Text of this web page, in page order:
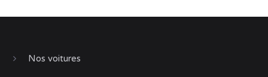
Nos voitures